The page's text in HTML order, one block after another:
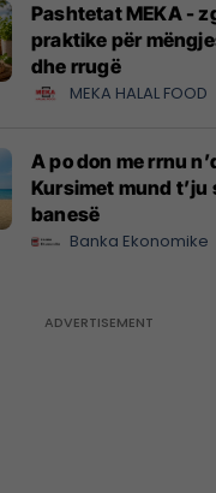
Pashtetat MEKA -
praktike për
dhe rrugë
MEKA HALAL FOOD
A po don me rrnu
Kursimet mund t’ju
banesë
Banka Ekonomike